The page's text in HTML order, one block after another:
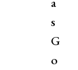
s
G
o